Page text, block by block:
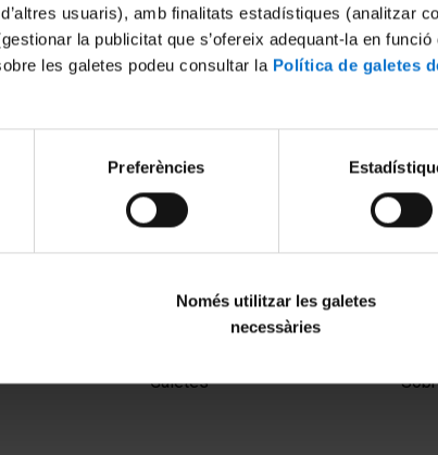
usuaris), amb finalitats estadístiques (analitzar
la publicitat que s’ofereix adequant-la en
les galetes podeu consultar la Política de galetes
Preferències
Només utilitzar les galetes
necessàries
Galetes